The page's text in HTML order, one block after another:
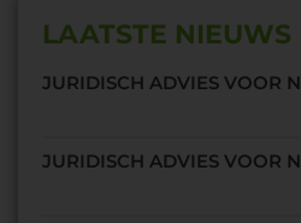
LAATSTE NIEUWS
JURIDISCH ADVIES VOOR
JURIDISCH ADVIES VOOR